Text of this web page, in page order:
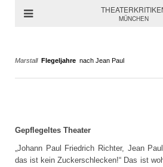
MÜNCHEN
Marstall Flegeljahre nach Jean Paul
Gepflegeltes Theater
„Johann Paul Friedrich Richter, Jean
das ist kein Zuckerschlecken!“ Das ist